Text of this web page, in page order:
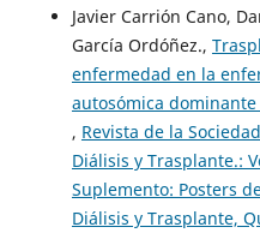
Javier Carrión Cano,
García Ordóñez.,
enfermedad en la
autosómica
, Revista de la
Diálisis y Trasplante.:
Suplemento: Posters
Diálisis y Trasplante,